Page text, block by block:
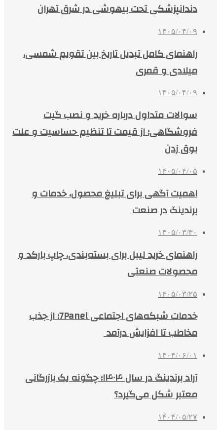
دندانپزشکی تحت بیهوشی در شرق تهران
۱۴۰۵/۰۴/۰۹
راهنمای کامل تبدیل تاریخ بین تقویم شمسی،
میلادی و قمری
۱۴۰۵/۰۴/۰۹
سوالات متداول درباره خرید و نصب گیت
فروشگاهی؛ از قیمت تا تنظیم حساسیت و علت
بوق زدن
۱۴۰۵/۰۴/۰۵
اهمیت آگهی برای تبلیغ محصول، خدمات و
برندینگ در صنعت
۱۴۰۵/۰۳/۳۰
راهنمای خرید لیبل برای بسته‌بندی، چاپ بارکد و
محصولات صنعتی
۱۴۰۵/۰۳/۲۵
خدمات شبکه‌های اجتماعی 7Panel؛ از جذب
مخاطب تا افزایش درآمد
۱۴۰۴/۰۶/۰۱
آراد برندینگ در سال ۱۴۰۴؛ چگونه یک بازرگانی
معتبر شکل می‌گیرد؟
۱۴۰۴/۰۵/۲۷